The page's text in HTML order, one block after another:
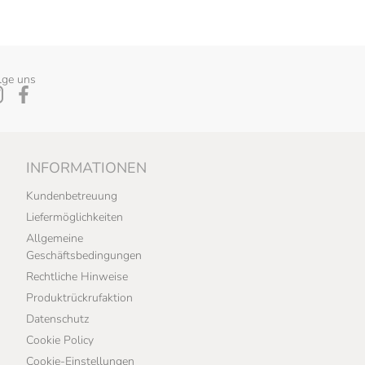
uns
INFORMATIONEN
Kundenbetreuung
Liefermöglichkeiten
Allgemeine
Geschäftsbedingungen
Rechtliche Hinweise
Produktrückrufaktion
Datenschutz
Cookie Policy
Cookie-Einstellungen